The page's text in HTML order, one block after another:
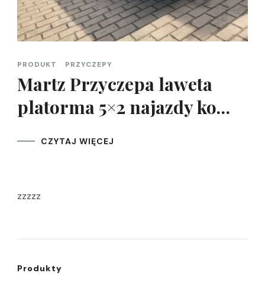
PRODUKT PRZYCZEPY
Martz Przyczepa laweta
platorma 5×2 najazdy ko…
CZYTAJ WIĘCEJ
zzzzz
Produkty